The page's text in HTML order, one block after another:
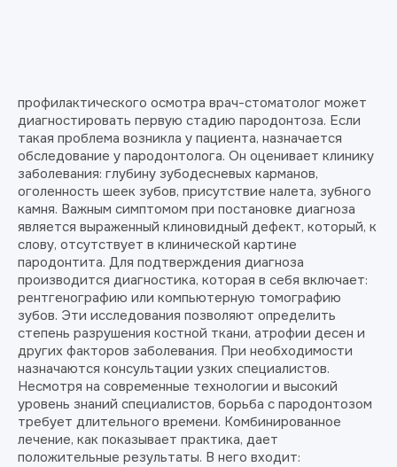
профилактического осмотра врач-стоматолог может
диагностировать первую стадию пародонтоза. Если
такая проблема возникла у пациента, назначается
обследование у пародонтолога. Он оценивает клинику
заболевания: глубину зубодесневых карманов,
оголенность шеек зубов, присутствие налета, зубного
камня. Важным симптомом при постановке диагноза
является выраженный клиновидный дефект, который, к
слову, отсутствует в клинической картине
пародонтита. Для подтверждения диагноза
производится диагностика, которая в себя включает:
рентгенографию или компьютерную томографию
зубов. Эти исследования позволяют определить
степень разрушения костной ткани, атрофии десен и
других факторов заболевания. При необходимости
назначаются консультации узких специалистов.
Несмотря на современные технологии и высокий
уровень знаний специалистов, борьба с пародонтозом
требует длительного времени. Комбинированное
лечение, как показывает практика, дает
положительные результаты. В него входит: